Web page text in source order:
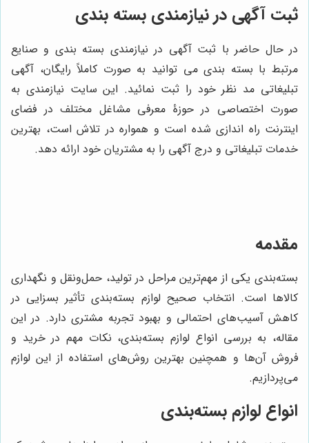
ثبت آگهی در نیازمندی بسته بندی
در حال حاضر با ثبت آگهی در نیازمندی بسته بندی و صنایع
مرتبط با بسته بندی می توانید به صورت کاملاً رایگان، آگهی
تبلیغاتی مد نظر خود را ثبت نمائید. این سایت نیازمندی به
صورت اختصاصی در حوزۀ معرفی مشاغل مختلف در فضای
اینترنت راه اندازی شده است و همواره در تلاش است، بهترین
خدمات تبلیغاتی و درج آگهی را به مشتریان خود ارائه دهد.
مقدمه
بسته‌بندی یکی از مهم‌ترین مراحل در تولید، حمل‌ونقل و نگهداری
کالاها است. انتخاب صحیح لوازم بسته‌بندی تأثیر بسزایی در
کاهش آسیب‌های احتمالی و بهبود تجربه مشتری دارد. در این
مقاله، به بررسی انواع لوازم بسته‌بندی، نکات مهم در خرید و
فروش آن‌ها و همچنین بهترین روش‌های استفاده از این لوازم
می‌پردازیم.
انواع لوازم بسته‌بندی